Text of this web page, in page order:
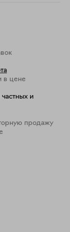
в цене
частных и
продажу